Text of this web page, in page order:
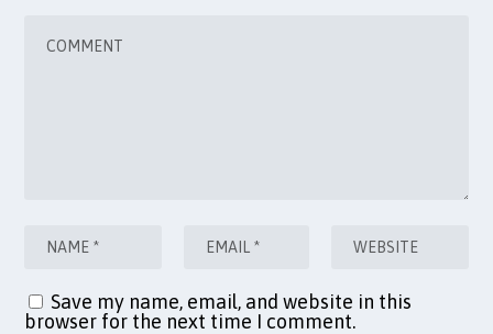
Save my name, email, and website in this
browser for the next time I comment.